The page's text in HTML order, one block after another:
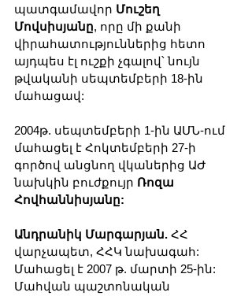
պատգամավոր Մուշեղ
Մովսիսյանը, որը մի քանի
վիրահատություններից հետո
այդպես էլ ուշքի չգալով՝ նույն
թվականի սեպտեմբերի 18-ին
մահացավ:
2004թ. սեպտեմբերի 1-ին ԱՄՆ-ում
մահացել է Հոկտեմբերի 27-ի
գործով անցնող վկաներից ԱԺ
նախկին բուժքույր Ռոզա
Հովհաննիսյանը:
Անդրանիկ Մարգարյան. ՀՀ
վարչապետ, ՀՀԿ նախագահ:
Մահացել է 2007 թ. մարտի 25-ին:
Մահվան պաշտոնական